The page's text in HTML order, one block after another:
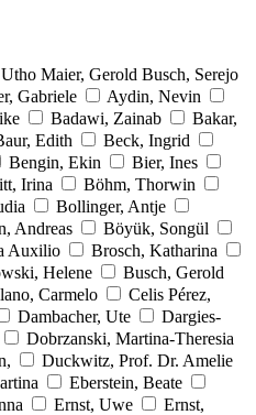
Maier, Gerold Busch, Serejo
Gabriele
Aydin, Nevin
Badawi, Zainab
Bakar,
Edith
Beck, Ingrid
Bengin, Ekin
Bier, Ines
Irina
Böhm, Thorwin
Bollinger, Antje
Andreas
Böyük, Songül
Auxilio
Brosch, Katharina
Helene
Busch, Gerold
Carmelo
Celis Pérez,
Dambacher, Ute
Dargies-
Dobrzanski, Martina-Theresia
Duckwitz, Prof. Dr. Amelie
Eberstein, Beate
Ernst, Uwe
Ernst,